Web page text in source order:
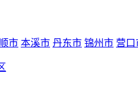
市 本溪市 丹东市 锦州市 营口